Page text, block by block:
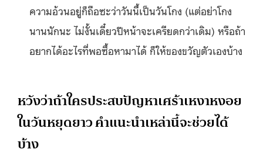
ความอ้วนอยู่ก็ถือซะว่าวันนี้เป็นวันโกง (แต่อย่าโกง
นานนักนะ ไม่งั้นเดี๋ยวปีหน้าจะเครียดกว่าเดิม) หรือถ้า
อยากได้อะไรที่พอซื้อหามาได้ ก็ให้ของขวัญตัวเองบ้าง
หวังว่าถ้าใครประสบปัญหาเศร้าเหงาหงอย
ในวันหยุดยาว คำแนะนำเหล่านี้จะช่วยได้
บ้าง